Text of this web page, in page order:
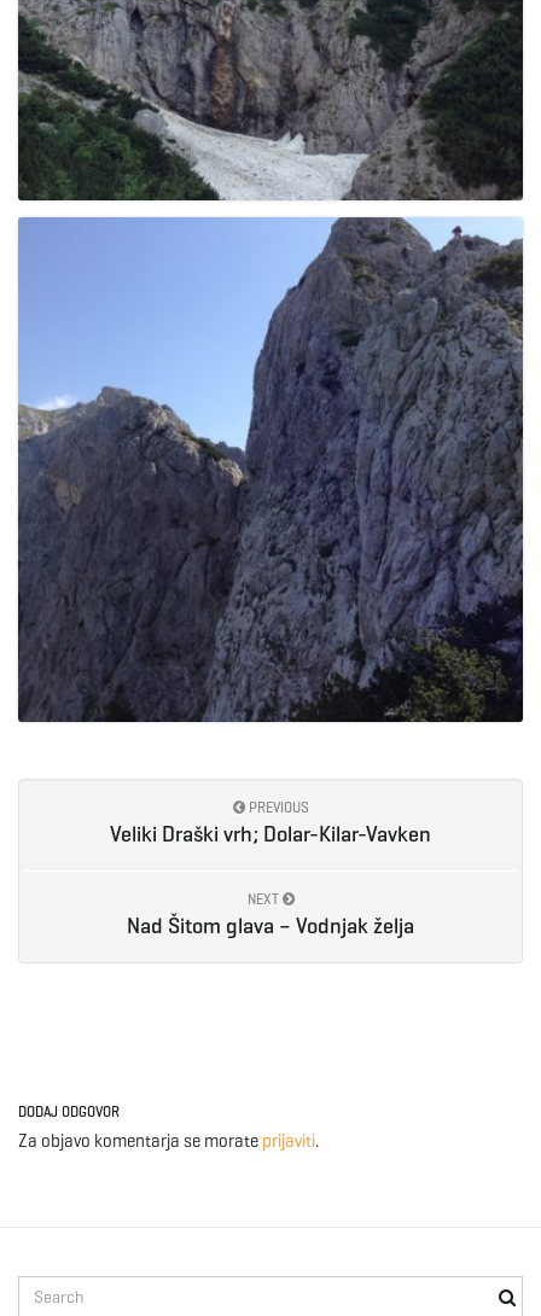
i
o
n
PREVIOUS
Veliki Draški vrh; Dolar-Kilar-Vavken
NEXT
Nad Šitom glava – Vodnjak želja
DODAJ ODGOVOR
Za objavo komentarja se morate prijaviti.